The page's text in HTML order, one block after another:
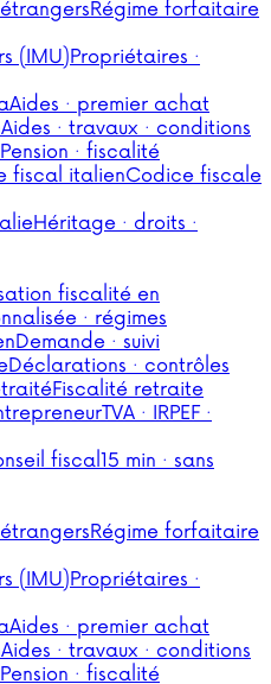
Régime forfaitaire
(IMU)Propriétaires ·
Aides · premier achat
Aides · travaux · conditions
Pension · fiscalité
fiscal italienCodice fiscale
Héritage · droits ·
fiscalité en
· régimes
Demande · suivi
Déclarations · contrôles
Fiscalité retraite
TVA · IRPEF ·
fiscal15 min · sans
Régime forfaitaire
(IMU)Propriétaires ·
Aides · premier achat
Aides · travaux · conditions
Pension · fiscalité